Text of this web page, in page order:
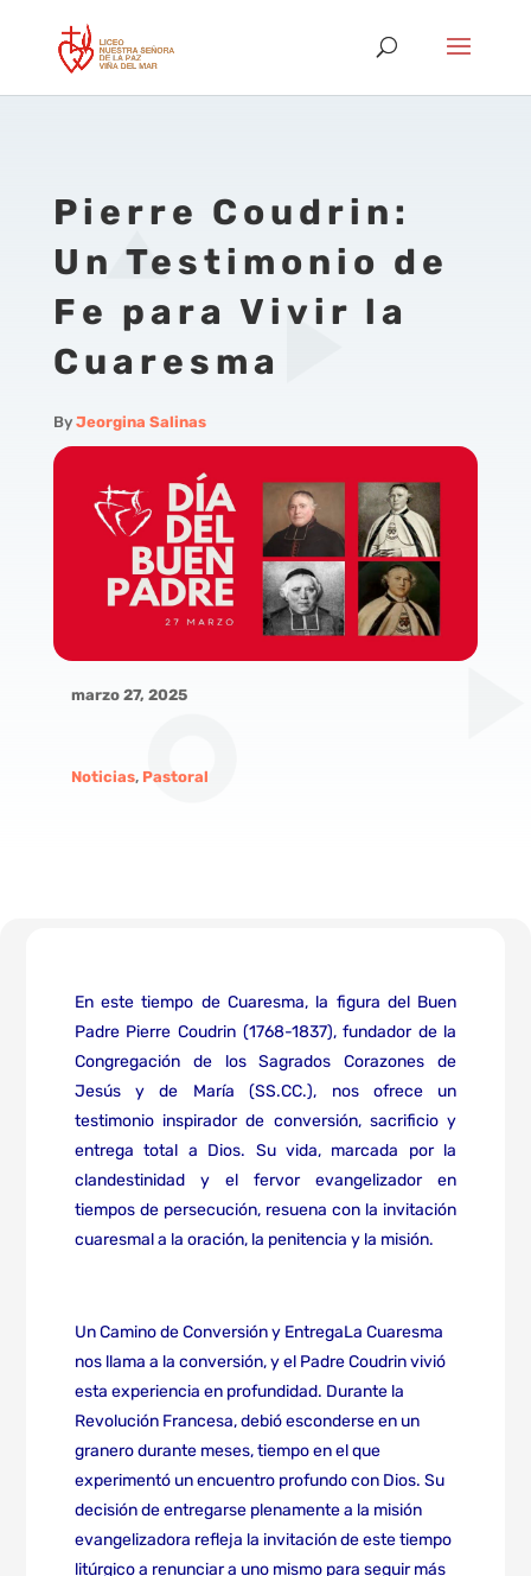
Pierre Coudrin:
Un Testimonio de
Fe para Vivir la
Cuaresma
By Jeorgina Salinas
marzo 27, 2025
Noticias, Pastoral
En este tiempo de Cuaresma, la figura del Buen
Padre Pierre Coudrin (1768-1837), fundador de la
Congregación de los Sagrados Corazones de
Jesús y de María (SS.CC.), nos ofrece un
testimonio inspirador de conversión, sacrificio y
entrega total a Dios. Su vida, marcada por la
clandestinidad y el fervor evangelizador en
tiempos de persecución, resuena con la invitación
cuaresmal a la oración, la penitencia y la misión.
Un Camino de Conversión y EntregaLa Cuaresma
nos llama a la conversión, y el Padre Coudrin vivió
esta experiencia en profundidad. Durante la
Revolución Francesa, debió esconderse en un
granero durante meses, tiempo en el que
experimentó un encuentro profundo con Dios. Su
decisión de entregarse plenamente a la misión
evangelizadora refleja la invitación de este tiempo
litúrgico a renunciar a uno mismo para seguir más